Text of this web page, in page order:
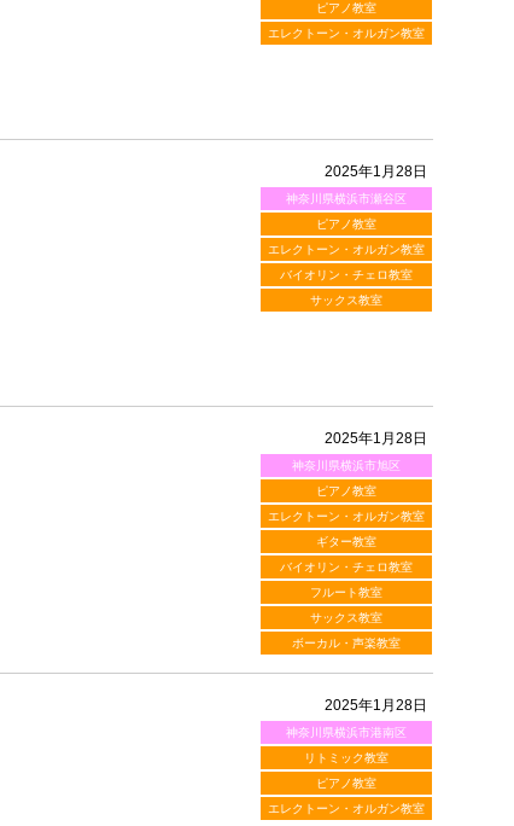
ピアノ教室
エレクトーン・オルガン教室
2025年1月28日
神奈川県横浜市瀬谷区
ピアノ教室
エレクトーン・オルガン教室
バイオリン・チェロ教室
サックス教室
2025年1月28日
神奈川県横浜市旭区
ピアノ教室
エレクトーン・オルガン教室
ギター教室
バイオリン・チェロ教室
フルート教室
サックス教室
ボーカル・声楽教室
2025年1月28日
神奈川県横浜市港南区
リトミック教室
ピアノ教室
エレクトーン・オルガン教室